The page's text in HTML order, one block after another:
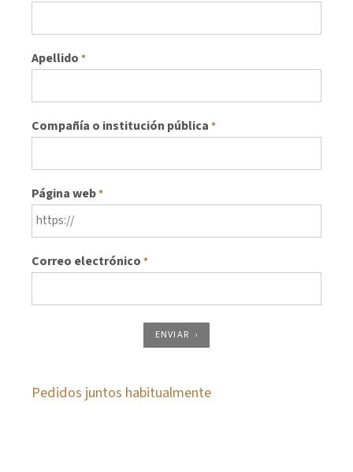
Apellido *
Compañía o institución pública *
Página web*
Correo electrónico *
ENVIAR
Pedidos juntos habitualmente